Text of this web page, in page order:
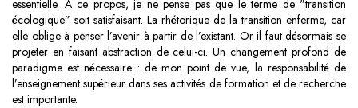
essentielle. À ce propos, je ne pense pas que le terme de "transition
écologique” soit satisfaisant. La rhétorique de la transition enferme, car
elle oblige à penser l’avenir à partir de l’existant. Or il faut désormais se
projeter en faisant abstraction de celui-ci. Un changement profond de
paradigme est nécessaire : de mon point de vue, la responsabilité de
l’enseignement supérieur dans ses activités de formation et de recherche
est importante.